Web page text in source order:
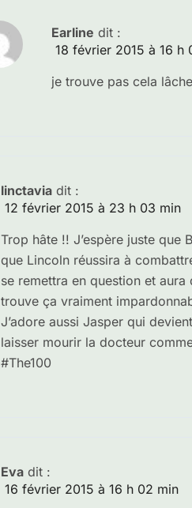
Earline dit :
18 février 2015 à 16 h
je trouve pas cela
linctavia dit :
12 février 2015 à 23 h 03 min
Trop hâte !! J’espère juste que
que Lincoln réussira à
se remettra en question et
trouve ça vraiment
J’adore aussi Jasper qui
laisser mourir la docteur
#The100
Eva dit :
16 février 2015 à 16 h 02 min